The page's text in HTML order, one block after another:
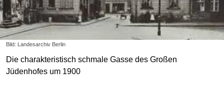
Bild: Landesarchiv Berlin
Die charakteristisch schmale Gasse des Großen
Jüdenhofes um 1900